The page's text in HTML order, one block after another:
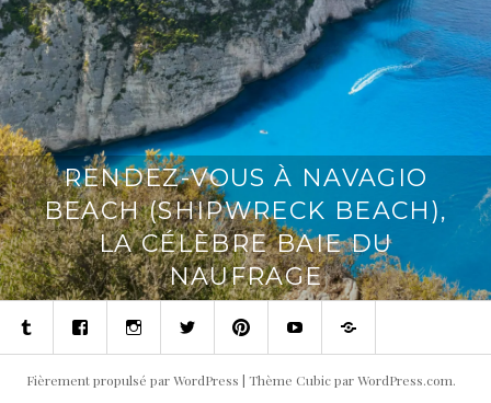
RENDEZ-VOUS À NAVAGIO
BEACH (SHIPWRECK BEACH),
LA CÉLÈBRE BAIE DU
NAUFRAGE
TumblrFacebookInstagramTwitterPinterestYoutubeContact
Fièrement propulsé par WordPress | Thème Cubic parWordPress.com.